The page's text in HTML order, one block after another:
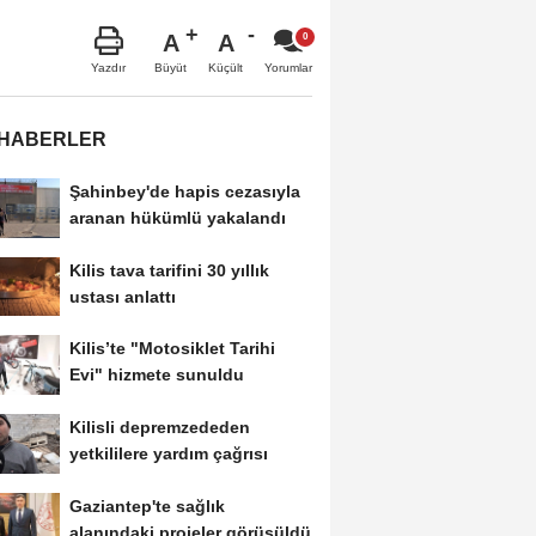
Yazdır
A
Büyüt
A
Küçült Yorumlar
Şahinbey'de hapis cezasıyla
aranan hükümlü yakalandı
Kilis tava tarifini 30 yıllık
ustası anlattı
Kilis’te "Motosiklet Tarihi
Evi" hizmete sunuldu
Kilisli depremzededen
yetkililere yardım çağrısı
Gaziantep'te sağlık